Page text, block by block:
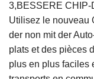
3,BESSERE CHIP-
Utilisez le nouveau
der non mit der
plats et des pièces
plus en plus faciles